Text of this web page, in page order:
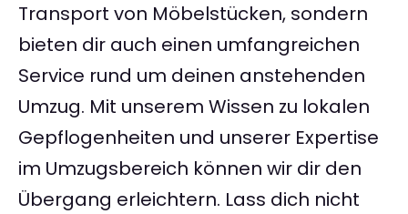
Transport von Möbelstücken, sondern
bieten dir auch einen umfangreichen
Service rund um deinen anstehenden
Umzug. Mit unserem Wissen zu lokalen
Gepflogenheiten und unserer Expertise
im Umzugsbereich können wir dir den
Übergang erleichtern. Lass dich nicht